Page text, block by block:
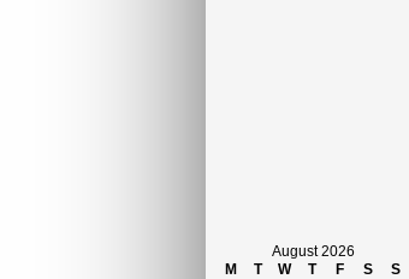
August 2026
M
T W T F S
S